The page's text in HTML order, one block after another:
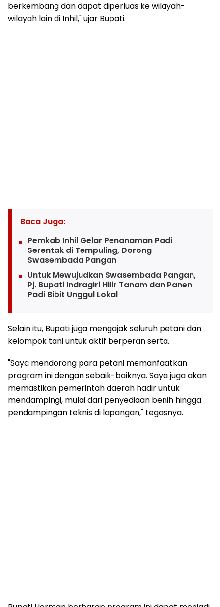
berkembang dan dapat diperluas ke wilayah-
wilayah lain di Inhil," ujar Bupati.
Baca Juga:
Pemkab Inhil Gelar Penanaman Padi
Serentak di Tempuling, Dorong
Swasembada Pangan
Untuk Mewujudkan Swasembada Pangan,
Pj. Bupati Indragiri Hilir Tanam dan Panen
Padi Bibit Unggul Lokal
Selain itu, Bupati juga mengajak seluruh petani dan
kelompok tani untuk aktif berperan serta.
"Saya mendorong para petani memanfaatkan
program ini dengan sebaik-baiknya. Saya juga akan
memastikan pemerintah daerah hadir untuk
mendampingi, mulai dari penyediaan benih hingga
pendampingan teknis di lapangan," tegasnya.